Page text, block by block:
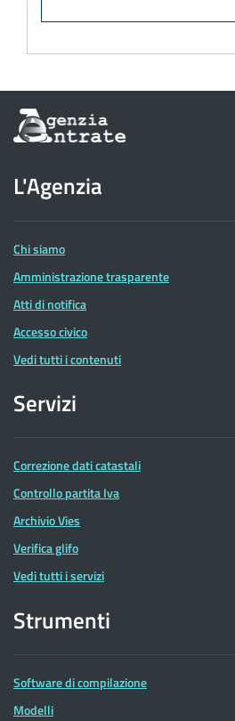
Informazioni
sul
dell'Agenzia
delle
Entrate
L'Agenzia
Chi siamo
Amministrazione trasparente
Atti di notifica
Accesso civico
Vedi tutti i contenuti
Servizi
Correzione dati catastali
Controllo partita Iva
Archivio Vies
Verifica glifo
Vedi tutti i servizi
Strumenti
Software di compilazione
Modelli